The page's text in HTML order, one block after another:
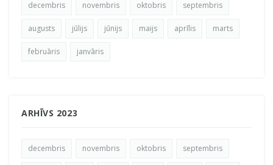
decembris novembris oktobris septembris
augusts jūlijs jūnijs maijs aprīlis marts
februāris janvāris
ARHĪVS 2023
decembris novembris oktobris septembris